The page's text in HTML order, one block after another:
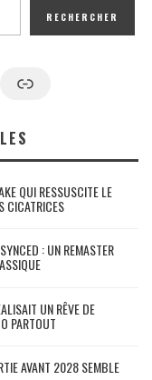
RECHERCHER
Google News
QUI RESSUSCITE LE
CICATRICES
: UN REMASTER
UN RÊVE DE
PARTOUT
AVANT 2028 SEMBLE